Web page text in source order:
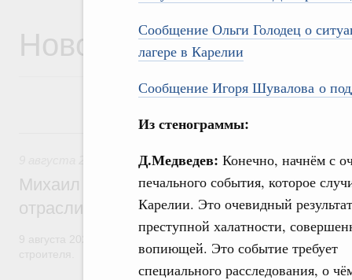
Сообщение Ольги Голодец о
лагере в Карелии
Сообщение Игоря Шувалова о
Из стенограммы:
Д.Медведев: Конечно, начнём с
печального события, которое
Карелии. Это очевидный результат
преступной халатности,
вопиющей. Это событие требует
специального расследования, о
Новости
9 августа, воскресенье
Регулирование в сфере строительства
Михаил Мишустин поздравил
отрасли с профессиональным